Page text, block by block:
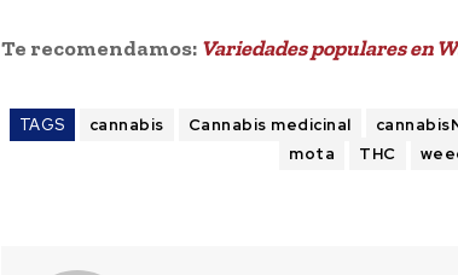
Te recomendamos: Variedades populares en
TAGS cannabis Cannabis medicinal
mota
THC